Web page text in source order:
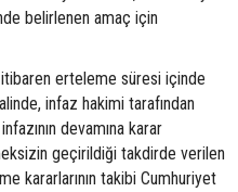
belirlenen amaç için
itibaren erteleme süresi içinde
infaz hakimi tarafından
devamına karar
geçirildiği takdirde verilen
kararlarının takibi Cumhuriyet